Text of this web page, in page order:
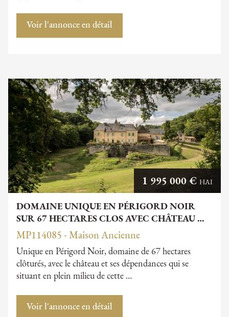
Voir l'annonce en détail
DOMAINE UNIQUE EN PÉRIGORD NOIR
SUR 67 HECTARES CLOS AVEC CHÂTEAU …
1 995 000 € HAI
MP114085 - Maison Ancienne
Unique en Périgord Noir, domaine de 67 hectares
clôturés, avec le château et ses dépendances qui se
situant en plein milieu de cette …
Voir l'annonce en détail